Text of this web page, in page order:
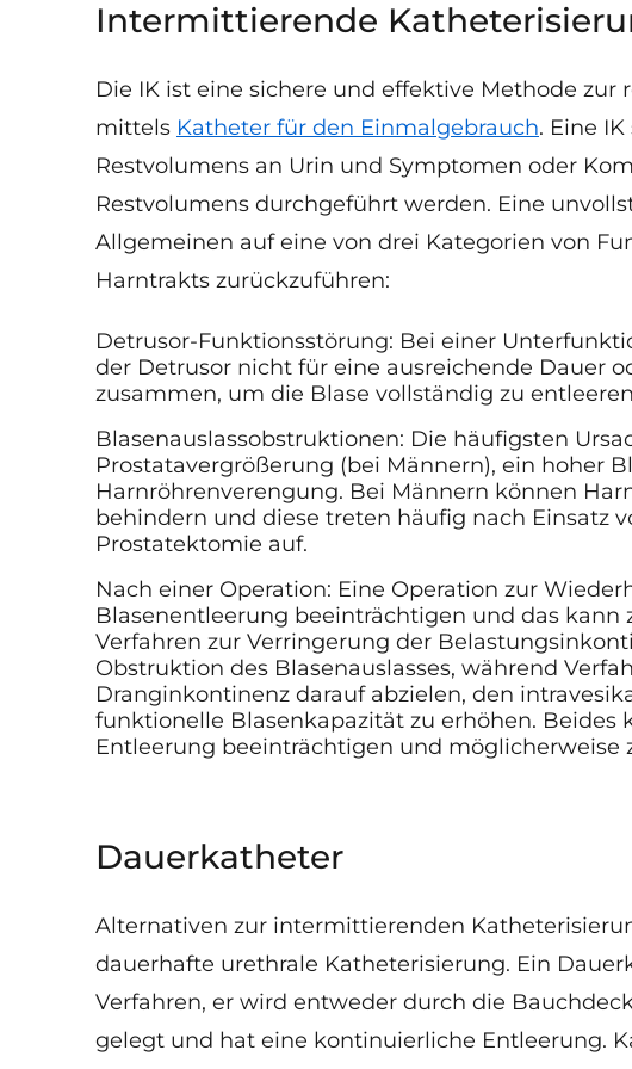
Intermittierende
Die IK ist eine sichere und effektive Methode
mittels Katheter für den Einmalgebrauch. Eine
Restvolumens an Urin und Symptomen oder
Restvolumens durchgeführt werden. Eine
Allgemeinen auf eine von drei Kategorien von
Harntrakts zurückzuführen:
Detrusor-Funktionsstörung: Bei einer
der Detrusor nicht für eine ausreichende Dauer
zusammen, um die Blase vollständig zu
Blasenauslassobstruktionen: Die häufigsten
Prostatavergrößerung (bei Männern), ein hoher
Harnröhrenverengung. Bei Männern können
behindern und diese treten häufig nach Einsatz
Prostatektomie auf.
Nach einer Operation: Eine Operation zur
Blasenentleerung beeinträchtigen und das
Verfahren zur Verringerung der
Obstruktion des Blasenauslasses, während
Dranginkontinenz darauf abzielen, den
funktionelle Blasenkapazität zu erhöhen. Beides
Entleerung beeinträchtigen und möglicherweise
Dauerkatheter
Alternativen zur intermittierenden
dauerhafte urethrale Katheterisierung. Ein
Verfahren, er wird entweder durch die
gelegt und hat eine kontinuierliche Entleerung.